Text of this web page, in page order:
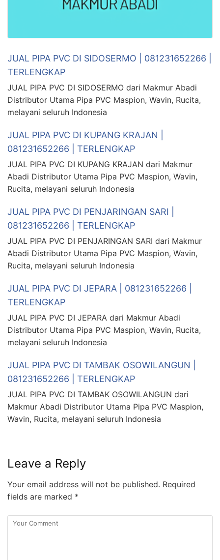
JUAL PIPA PVC DI SIDOSERMO | 081231652266 |
TERLENGKAP
JUAL PIPA PVC DI SIDOSERMO dari Makmur Abadi
Distributor Utama Pipa PVC Maspion, Wavin, Rucita,
melayani seluruh Indonesia
JUAL PIPA PVC DI KUPANG KRAJAN |
081231652266 | TERLENGKAP
JUAL PIPA PVC DI KUPANG KRAJAN dari Makmur
Abadi Distributor Utama Pipa PVC Maspion, Wavin,
Rucita, melayani seluruh Indonesia
JUAL PIPA PVC DI PENJARINGAN SARI |
081231652266 | TERLENGKAP
JUAL PIPA PVC DI PENJARINGAN SARI dari Makmur
Abadi Distributor Utama Pipa PVC Maspion, Wavin,
Rucita, melayani seluruh Indonesia
JUAL PIPA PVC DI JEPARA | 081231652266 |
TERLENGKAP
JUAL PIPA PVC DI JEPARA dari Makmur Abadi
Distributor Utama Pipa PVC Maspion, Wavin, Rucita,
melayani seluruh Indonesia
JUAL PIPA PVC DI TAMBAK OSOWILANGUN |
081231652266 | TERLENGKAP
JUAL PIPA PVC DI TAMBAK OSOWILANGUN dari
Makmur Abadi Distributor Utama Pipa PVC Maspion,
Wavin, Rucita, melayani seluruh Indonesia
Leave a Reply
Your email address will not be published. Required
fields are marked *